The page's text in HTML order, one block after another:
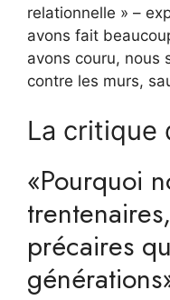
relationnelle » –
avons fait
avons couru, nous
contre les murs,
La critique
«Pourquoi
précaires